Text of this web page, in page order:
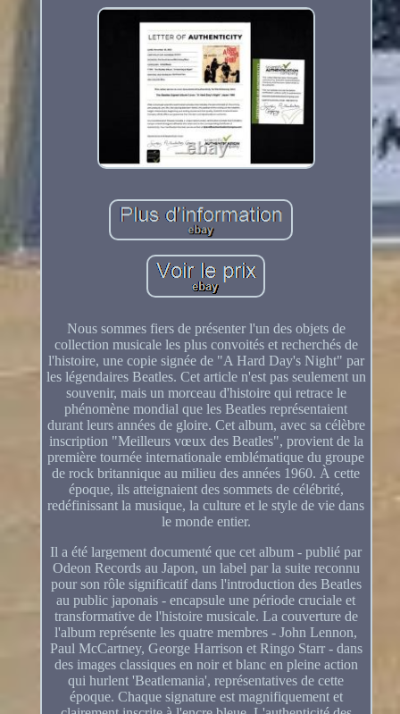
Nous sommes fiers de présenter l'un des objets de
collection musicale les plus convoités et recherchés de
l'histoire, une copie signée de "A Hard Day's Night" par
les légendaires Beatles. Cet article n'est pas seulement un
souvenir, mais un morceau d'histoire qui retrace le
phénomène mondial que les Beatles représentaient
durant leurs années de gloire. Cet album, avec sa célèbre
inscription "Meilleurs vœux des Beatles", provient de la
première tournée internationale emblématique du groupe
de rock britannique au milieu des années 1960. À cette
époque, ils atteignaient des sommets de célébrité,
redéfinissant la musique, la culture et le style de vie dans
le monde entier.
Il a été largement documenté que cet album - publié par
Odeon Records au Japon, un label par la suite reconnu
pour son rôle significatif dans l'introduction des Beatles
au public japonais - encapsule une période cruciale et
transformative de l'histoire musicale. La couverture de
l'album représente les quatre membres - John Lennon,
Paul McCartney, George Harrison et Ringo Starr - dans
des images classiques en noir et blanc en pleine action
qui hurlent 'Beatlemania', représentatives de cette
époque. Chaque signature est magnifiquement et